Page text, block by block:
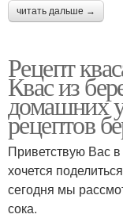
читать дальше →
Рецепт
Квас из
домашних
рецептов
Приветствую Вас
хочется
сегодня мы
сока.